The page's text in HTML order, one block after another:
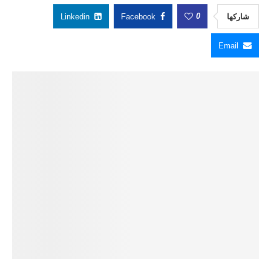
شاركها 0
Facebook
Linkedin
Email